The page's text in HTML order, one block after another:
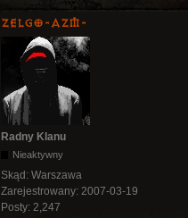
ZelgO-AZM-
Radny Klanu
Nieaktywny
Skąd: Warszawa
Zarejestrowany: 2007-03-19
Posty: 2,247